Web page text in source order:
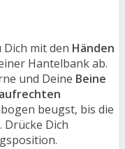
mit den Händen
Hantelbank ab.
und Deine Beine
beugst, bis die
Drücke Dich